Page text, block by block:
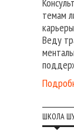
темам
Веду
ШКОЛА